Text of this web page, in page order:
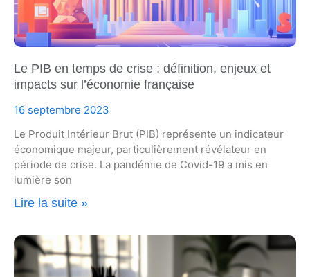
Le PIB en temps de crise : définition, enjeux et
impacts sur l’économie française
16 septembre 2023
Le Produit Intérieur Brut (PIB) représente un indicateur
économique majeur, particulièrement révélateur en
période de crise. La pandémie de Covid-19 a mis en
lumière son
Lire la suite »